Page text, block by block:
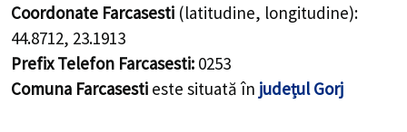
Coordonate Farcasesti (latitudine, longitudine):
44.8712, 23.1913
Prefix Telefon Farcasesti: 0253
Comuna Farcasesti este situată în județul Gorj